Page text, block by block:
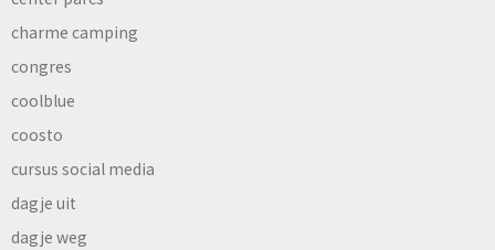
charme camping
congres
coolblue
coosto
cursus social media
dagje uit
dagje weg